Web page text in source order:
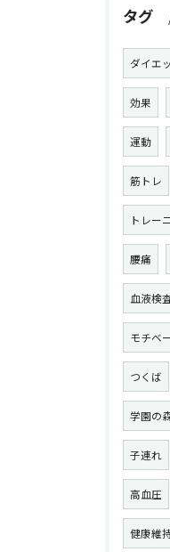
タグ
ダイエ
効果
運動
筋トレ
トレー
腰痛
血液検
モチベ
つくば
学園の
子連れ
高血圧
健康維